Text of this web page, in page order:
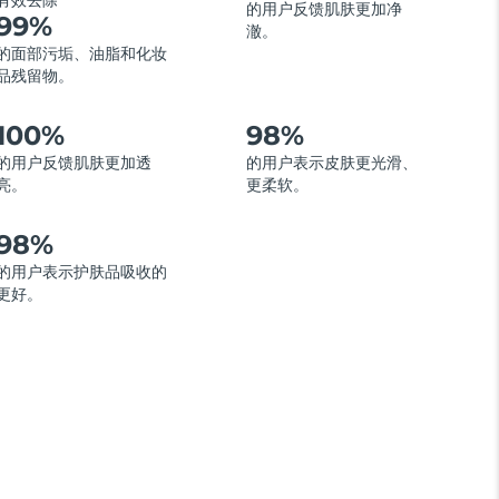
面部污垢、油脂和化妆
残留物。
的用户反馈肌肤更加净
澈。
用户反馈肌肤更加透
。
98%
的用户表示皮肤更光滑、
更柔软。
用户表示护肤品吸收的
好。